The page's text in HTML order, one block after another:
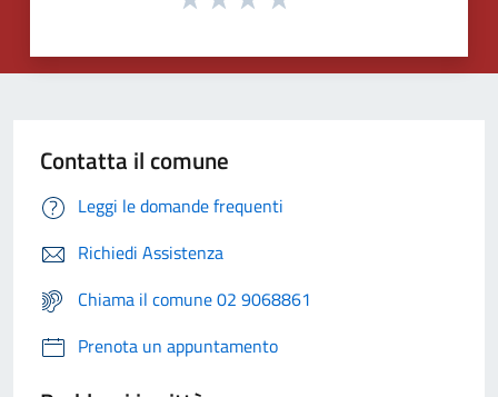
Contatta il comune
Leggi le domande frequenti
Richiedi Assistenza
Chiama il comune 02 9068861
Prenota un appuntamento